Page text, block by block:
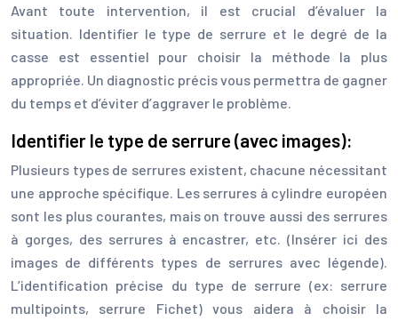
Avant toute intervention, il est crucial d’évaluer la
situation. Identifier le type de serrure et le degré de la
casse est essentiel pour choisir la méthode la plus
appropriée. Un diagnostic précis vous permettra de gagner
du temps et d’éviter d’aggraver le problème.
Identifier le type de serrure (avec images):
Plusieurs types de serrures existent, chacune nécessitant
une approche spécifique. Les serrures à cylindre européen
sont les plus courantes, mais on trouve aussi des serrures
à gorges, des serrures à encastrer, etc. (Insérer ici des
images de différents types de serrures avec légende).
L’identification précise du type de serrure (ex: serrure
multipoints, serrure Fichet) vous aidera à choisir la